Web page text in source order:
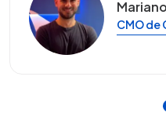
CMO de